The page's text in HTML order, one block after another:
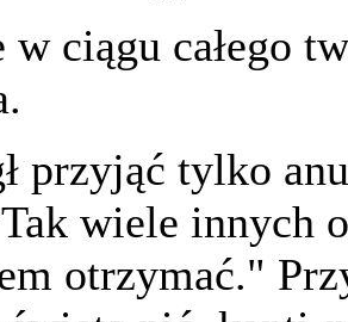
w ciągu całego
przyjąć tylko
wiele innych
otrzymać."